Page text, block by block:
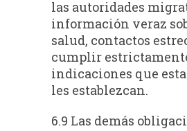
las autoridades
información veraz
salud, contactos
cumplir
indicaciones que
les establezcan.
6.9 Las demás